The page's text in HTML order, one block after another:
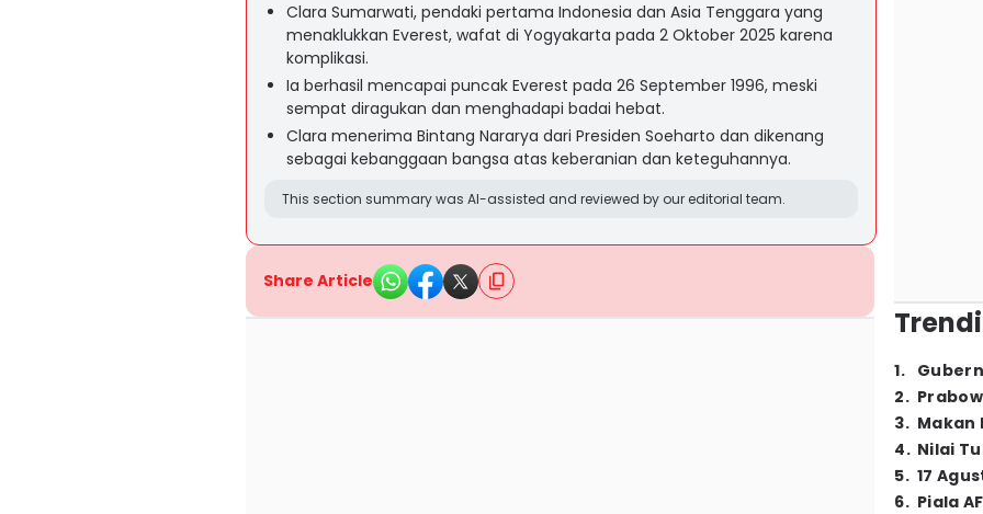
Clara Sumarwati, pendaki pertama Indonesia dan Asia Tenggara yang
menaklukkan Everest, wafat di Yogyakarta pada 2 Oktober 2025 karena
komplikasi.
Ia berhasil mencapai puncak Everest pada 26 September 1996, meski
sempat diragukan dan menghadapi badai hebat.
Clara menerima Bintang Nararya dari Presiden Soeharto dan dikenang
sebagai kebanggaan bangsa atas keberanian dan keteguhannya.
This section summary was AI-assisted and reviewed by our editorial team.
Share Article
1.
2.
3. Makan
4. Nilai
5. 17
6. Piala